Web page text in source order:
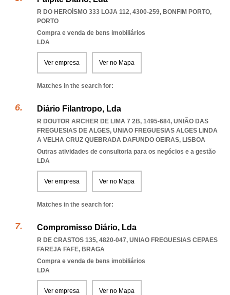
R DO HEROÍSMO 333 LOJA 112, 4300-259, BONFIM PORTO,
PORTO
Compra e venda de bens imobiliários
LDA
Ver empresa Ver no Mapa
Matches in the search for:
Diário Filantropo, Lda
R DOUTOR ARCHER DE LIMA 7 2B, 1495-684, UNIÃO DAS
FREGUESIAS DE ALGES, UNIAO FREGUESIAS ALGES LINDA
A VELHA CRUZ QUEBRADA DAFUNDO OEIRAS, LISBOA
Outras atividades de consultoria para os negócios e a gestão
LDA
Ver empresa Ver no Mapa
Matches in the search for:
Compromisso Diário, Lda
R DE CRASTOS 135, 4820-047, UNIAO FREGUESIAS CEPAES
FAREJA FAFE, BRAGA
Compra e venda de bens imobiliários
LDA
Ver empresa Ver no Mapa